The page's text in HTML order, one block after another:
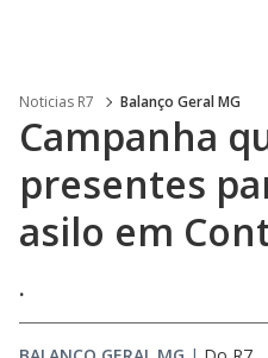
Noticias R7 Balanço Geral MG
Campanha
presentes
asilo em
.